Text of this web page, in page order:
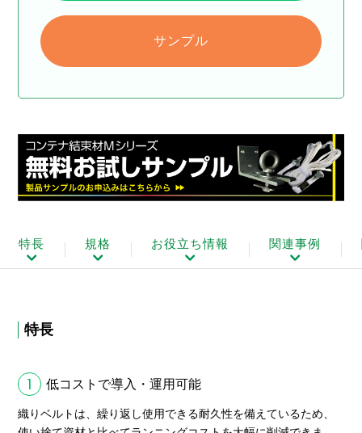
サンプル
特長 規格 お役立ち情報 関連事例
特長
1 低コストで導入・運用可能
織りベルトは、繰り返し使用できる耐久性を備えているため、